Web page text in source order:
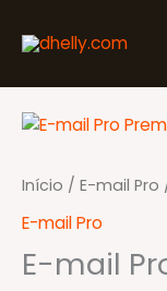
para
conteúdo
Início / E-mail Pro
E-mail Pro
E-mail